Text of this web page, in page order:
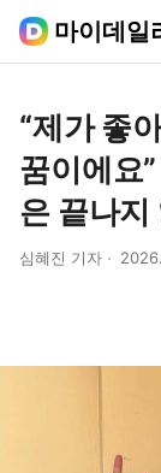
마이데일
“제가 좋
꿈이에요
은 끝나지
심혜진 기자